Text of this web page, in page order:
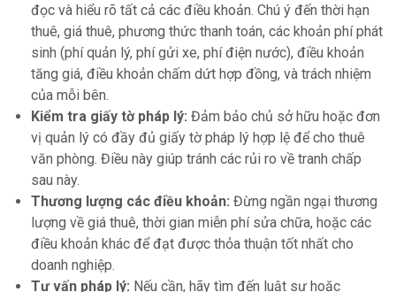
đọc và hiểu rõ tất cả các điều khoản. Chú ý đến thời hạn
thuê, giá thuê, phương thức thanh toán, các khoản phí phát
sinh (phí quản lý, phí gửi xe, phí điện nước), điều khoản
tăng giá, điều khoản chấm dứt hợp đồng, và trách nhiệm
của mỗi bên.
Kiểm tra giấy tờ pháp lý: Đảm bảo chủ sở hữu hoặc đơn
vị quản lý có đầy đủ giấy tờ pháp lý hợp lệ để cho thuê
văn phòng. Điều này giúp tránh các rủi ro về tranh chấp
sau này.
Thương lượng các điều khoản: Đừng ngần ngại thương
lượng về giá thuê, thời gian miễn phí sửa chữa, hoặc các
điều khoản khác để đạt được thỏa thuận tốt nhất cho
doanh nghiệp.
Tư vấn pháp lý: Nếu cần, hãy tìm đến luật sư hoặc